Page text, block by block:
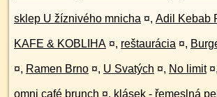
sklep U žíznivého mnicha ¤, Adil Kebab
KAFE & KOBLIHA ¤, reštaurácia ¤,
¤, Ramen Brno ¤, U Svatých ¤, No limit ¤,
omni café brunch ¤, klásek - řemeslná